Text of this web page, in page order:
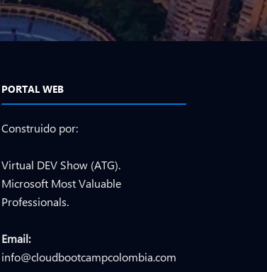
PORTAL WEB
Construido por:
Virtual DEV Show (ATG).
Microsoft Most Valuable
Professionals.
Email:
info@cloudbootcampcolombia.com